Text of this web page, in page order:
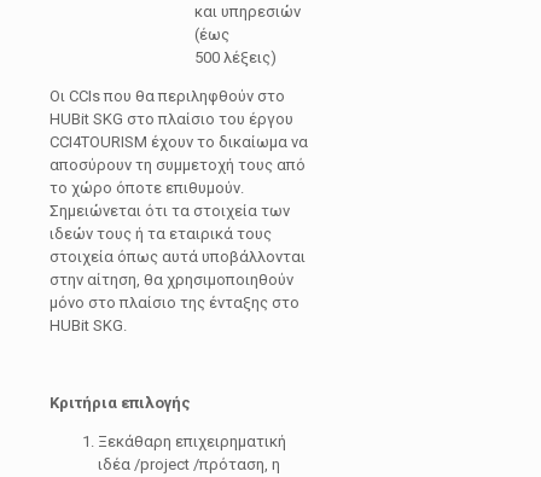
και υπηρεσιών
(έως
500 λέξεις)
Οι CCIs που θα περιληφθούν στο
HUBit SKG στο πλαίσιο του έργου
CCI4TOURISM έχουν το δικαίωμα να
αποσύρουν τη συμμετοχή τους από
το χώρο όποτε επιθυμούν.
Σημειώνεται ότι τα στοιχεία των
ιδεών τους ή τα εταιρικά τους
στοιχεία όπως αυτά υποβάλλονται
στην αίτηση, θα χρησιμοποιηθούν
μόνο στο πλαίσιο της ένταξης στο
HUBit SKG.
Κριτήρια επιλογής
Ξεκάθαρη επιχειρηματική
ιδέα /project /πρόταση, η